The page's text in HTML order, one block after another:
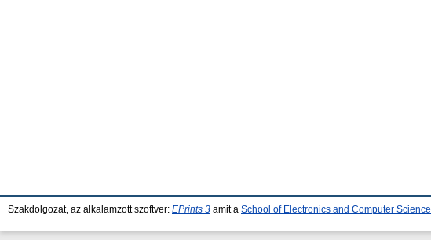
Szakdolgozat, az alkalamzott szoftver: EPrints 3 amit a School of Electronics and Computer Science